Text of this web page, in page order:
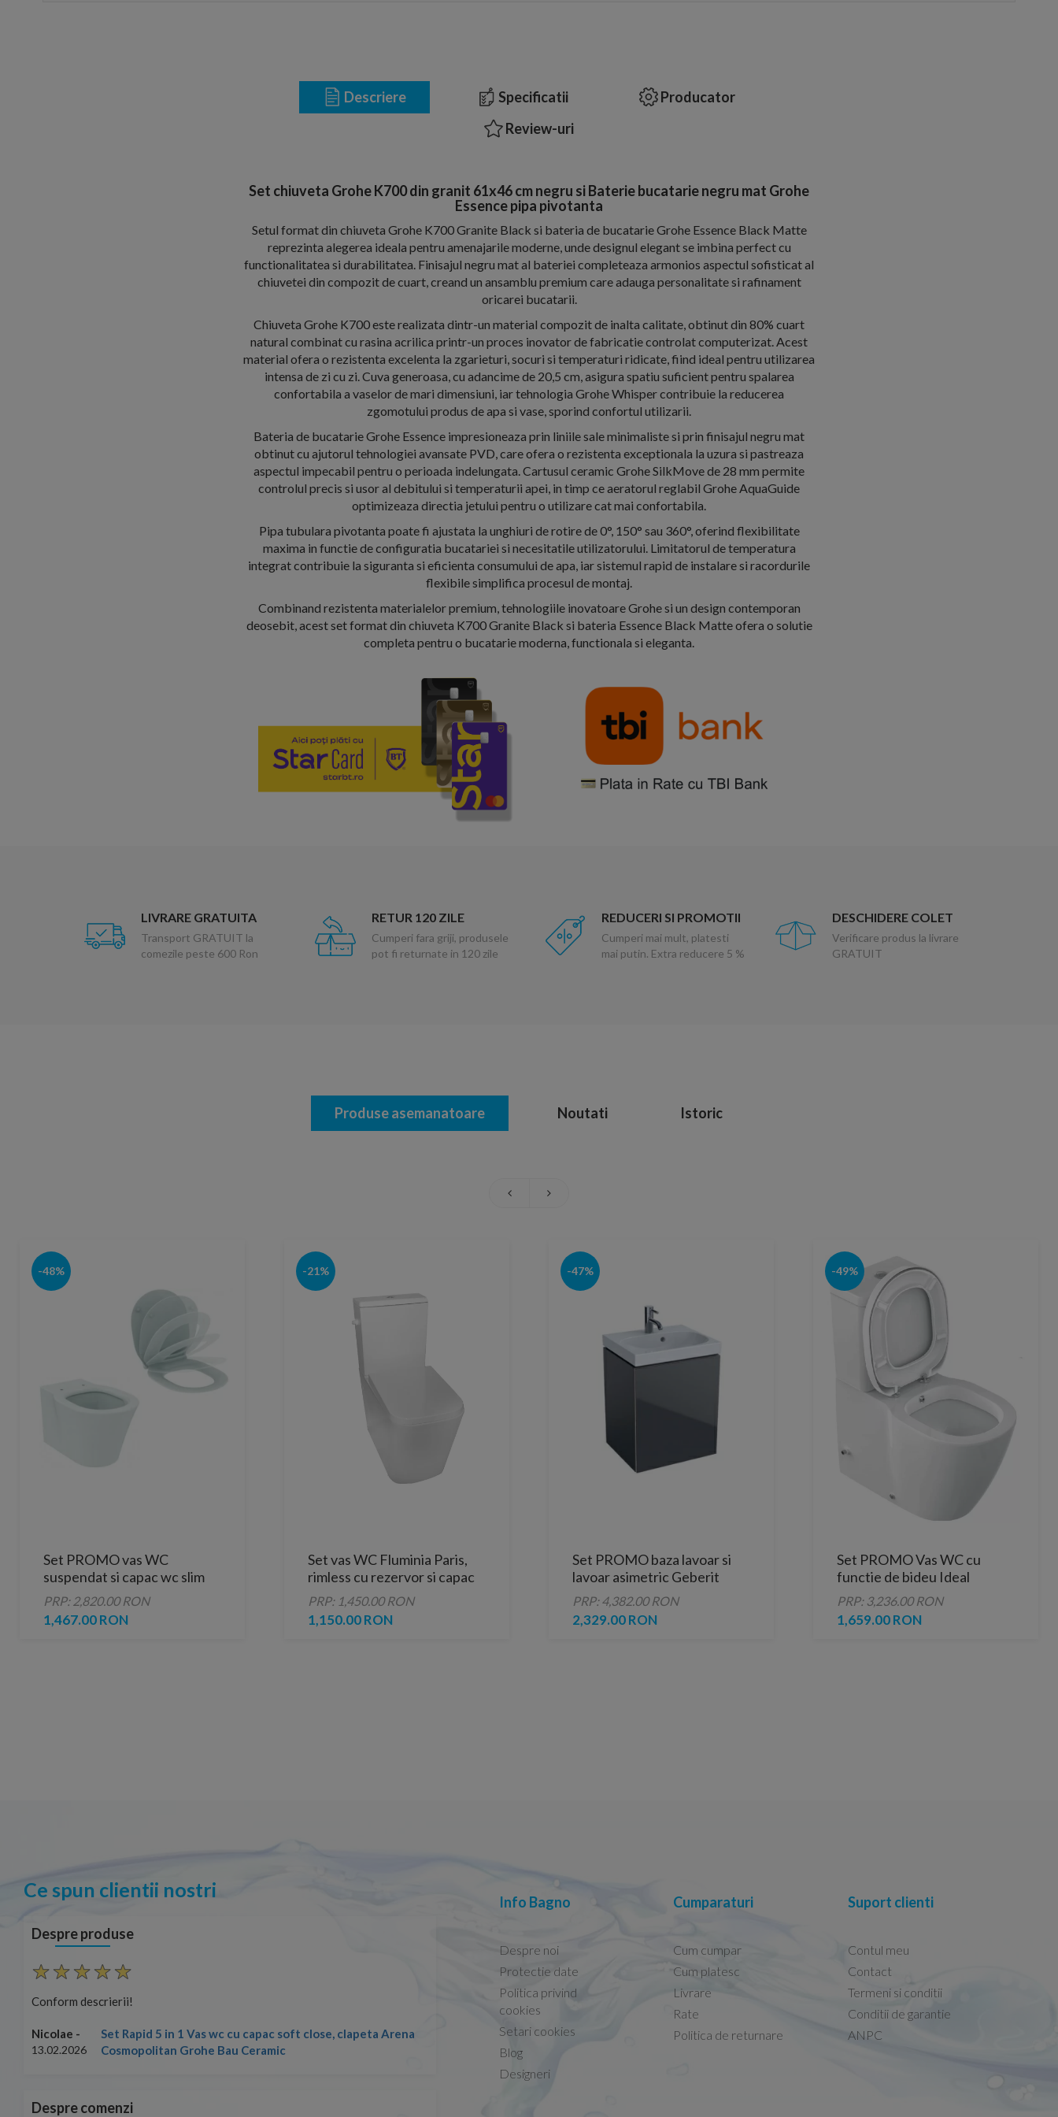
Descriere Specificatii
Producator
Review-uri
Set chiuveta Grohe K700 din granit 61x46 cm negru si Baterie bucatarie negru mat Grohe
Essence pipa pivotanta
Setul format din chiuveta Grohe K700 Granite Black si bateria de bucatarie Grohe Essence Black Matte
reprezinta alegerea ideala pentru amenajarile moderne, unde designul elegant se imbina perfect cu
functionalitatea si durabilitatea. Finisajul negru mat al bateriei completeaza armonios aspectul sofisticat al
chiuvetei din compozit de cuart, creand un ansamblu premium care adauga personalitate si rafinament
oricarei bucatarii.
Chiuveta Grohe K700 este realizata dintr-un material compozit de inalta calitate, obtinut din 80% cuart
natural combinat cu rasina acrilica printr-un proces inovator de fabricatie controlat computerizat. Acest
material ofera o rezistenta excelenta la zgarieturi, socuri si temperaturi ridicate, fiind ideal pentru utilizarea
intensa de zi cu zi. Cuva generoasa, cu adancime de 20,5 cm, asigura spatiu suficient pentru spalarea
confortabila a vaselor de mari dimensiuni, iar tehnologia Grohe Whisper contribuie la reducerea
zgomotului produs de apa si vase, sporind confortul utilizarii.
Bateria de bucatarie Grohe Essence impresioneaza prin liniile sale minimaliste si prin finisajul negru mat
obtinut cu ajutorul tehnologiei avansate PVD, care ofera o rezistenta exceptionala la uzura si pastreaza
aspectul impecabil pentru o perioada indelungata. Cartusul ceramic Grohe SilkMove de 28 mm permite
controlul precis si usor al debitului si temperaturii apei, in timp ce aeratorul reglabil Grohe AquaGuide
optimizeaza directia jetului pentru o utilizare cat mai confortabila.
Pipa tubulara pivotanta poate fi ajustata la unghiuri de rotire de 0°, 150° sau 360°, oferind flexibilitate
maxima in functie de configuratia bucatariei si necesitatile utilizatorului. Limitatorul de temperatura
integrat contribuie la siguranta si eficienta consumului de apa, iar sistemul rapid de instalare si racordurile
flexibile simplifica procesul de montaj.
Combinand rezistenta materialelor premium, tehnologiile inovatoare Grohe si un design contemporan
deosebit, acest set format din chiuveta K700 Granite Black si bateria Essence Black Matte ofera o solutie
completa pentru o bucatarie moderna, functionala si eleganta.
LIVRARE GRATUITA
Transport GRATUIT la
comezile peste 600 Ron
RETUR 120 ZILE
Cumperi fara griji, produsele
pot fi returnate in 120 zile
REDUCERI SI PROMOTII
Cumperi mai mult, platesti
mai putin. Extra reducere 5 %
DESCHIDERE COLET
Verificare produs la livrare
GRATUIT
Produse asemanatoare Noutati Istoric
-48%
Set PROMO vas WC
suspendat si capac wc slim
soft-close Ideal Standard
Connect Air
PRP: 2,820.00 RON
1,467.00 RON
-21%
Set vas WC Fluminia Paris,
rimless cu rezervor si capac
soft-close 66.5x38xH84 cm.
PRP: 1,450.00 RON
1,150.00 RON
-47%
Set PROMO baza lavoar si
lavoar asimetric Geberit
Acanto 45x38xH71cm lava
PRP: 4,382.00 RON
2,329.00 RON
-49%
Set PROMO Vas WC cu
functie de bideu Ideal
Standard Connect 66x36 cm
cu rezervor, capac inchidere
lenta si baterie
PRP: 3,236.00 RON
1,659.00 RON
Ce spun clientii nostri
Despre produse
Conform descrierii!
Nicolae -
13.02.2026
Set Rapid 5 in 1 Vas wc cu capac soft close, clapeta Arena
Cosmopolitan Grohe Bau Ceramic
Conform descrierii!
13.02.2026
Capacele Grohe sunt de bună calitate și se
Marius -08.02.2026
Despre comenzi
Info Bagno
Despre noi
Protectie date
Politica privind
cookies
Setari cookies
Blog
Designeri
Cumparaturi
Cum cumpar
Cum platesc
Livrare
Rate
Politica de returnare
Suport clienti
Contul meu
Contact
Termeni si conditii
Conditii de garantie
ANPC